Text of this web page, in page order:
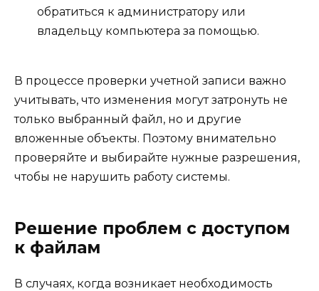
обратиться к администратору или
владельцу компьютера за помощью.
В процессе проверки учетной записи важно
учитывать, что изменения могут затронуть не
только выбранный файл, но и другие
вложенные объекты. Поэтому внимательно
проверяйте и выбирайте нужные разрешения,
чтобы не нарушить работу системы.
Решение проблем с доступом
к файлам
В случаях, когда возникает необходимость